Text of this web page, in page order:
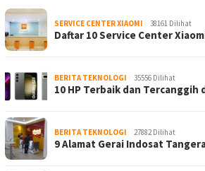
SERVICE CENTER XIAOMI 38161 Dilihat
Daftar 10 Service Center
BERITA TEKNOLOGI 35556 Dilihat
10 HP Terbaik dan Tercanggih
BERITA TEKNOLOGI 27882 Dilihat
9 Alamat Gerai Indosat